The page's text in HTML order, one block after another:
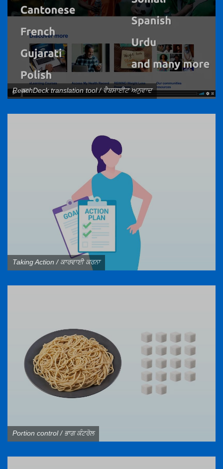
ReachDeck translation tool / ਵੈਬਸਾਈਟ ਅਨੁਵਾਦ
Taking Action / ਕਾਰਵਾਈ ਕਰਨਾ
Portion control / ਭਾਗ ਕੰਟਰੋਲ